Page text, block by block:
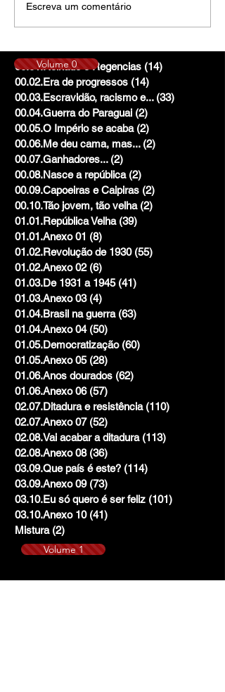
Escreva um comentário
00.01.Reinado e Regencias (14)
00.02.Era de progressos (14)
00.03.Escravidão, racismo e... (33)
00.04.Guerra do Paraguai (2)
00.05.O Império se acaba (2)
00.06.Me deu cama, mas... (2)
00.07.Ganhadores... (2)
00.08.Nasce a república (2)
00.09.Capoeiras e Caipiras (2)
00.10.Tão jovem, tão velha (2)
01.01.República Velha (39)
01.01.Anexo 01 (8)
01.02.Revolução de 1930 (55)
01.02.Anexo 02 (6)
01.03.De 1931 a 1945 (41)
01.03.Anexo 03 (4)
01.04.Brasil na guerra (63)
01.04.Anexo 04 (50)
01.05.Democratização (60)
01.05.Anexo 05 (28)
01.06.Anos dourados (62)
01.06.Anexo 06 (57)
02.07.Ditadura e resistência (110)
02.07.Anexo 07 (52)
02.08.Vai acabar a ditadura (113)
02.08.Anexo 08 (36)
03.09.Que país é este? (114)
03.09.Anexo 09 (73)
03.10.Eu só quero é ser feliz (101)
03.10.Anexo 10 (41)
Mistura (2)
Volume 1
Volume 0